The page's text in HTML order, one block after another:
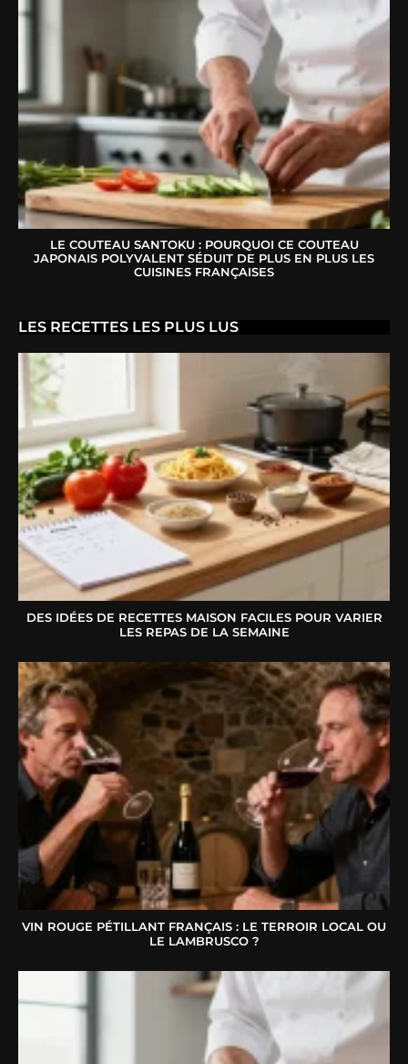
LE COUTEAU SANTOKU : POURQUOI CE COUTEAU
JAPONAIS POLYVALENT SÉDUIT DE PLUS EN PLUS LES
CUISINES FRANÇAISES
LES RECETTES LES PLUS LUS
DES IDÉES DE RECETTES MAISON FACILES POUR VARIER
LES REPAS DE LA SEMAINE
VIN ROUGE PÉTILLANT FRANÇAIS : LE TERROIR LOCAL OU
LE LAMBRUSCO ?